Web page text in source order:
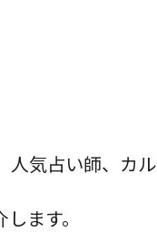
人気占い師、カル
ます。